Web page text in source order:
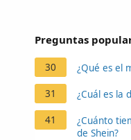
Preguntas
30 ¿Qué es el
31 ¿Cuál es la
41
¿Cuánto
de Shein?